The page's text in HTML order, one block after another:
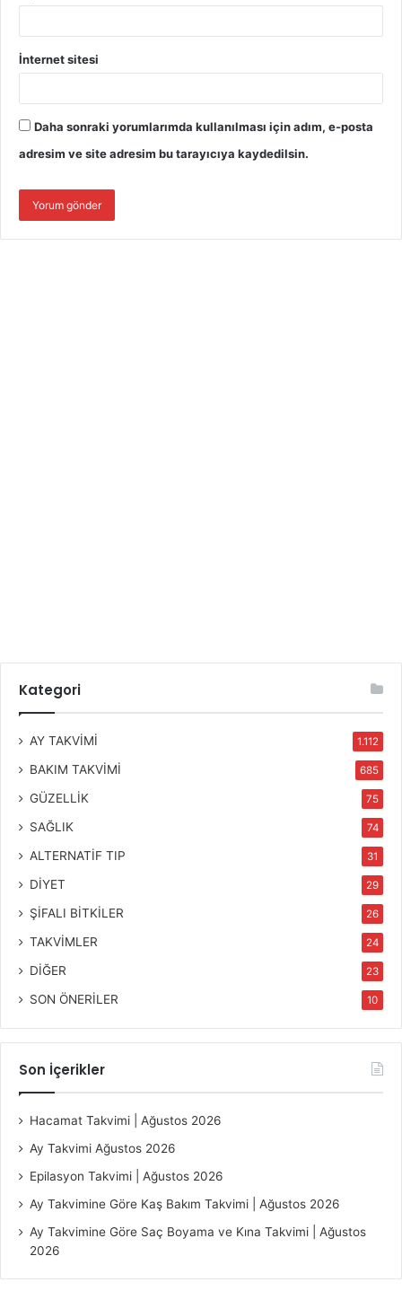
İnternet sitesi
Daha sonraki yorumlarımda kullanılması için adım, e-posta
adresim ve site adresim bu tarayıcıya kaydedilsin.
Kategori
AY TAKVİMİ 1.112
BAKIM TAKVİMİ 685
GÜZELLİK 75
SAĞLIK 74
ALTERNATİF TIP 31
DİYET 29
ŞİFALI BİTKİLER 26
TAKVİMLER 24
DİĞER 23
SON ÖNERİLER 10
Son İçerikler
Hacamat Takvimi | Ağustos 2026
Ay Takvimi Ağustos 2026
Epilasyon Takvimi | Ağustos 2026
Ay Takvimine Göre Kaş Bakım Takvimi | Ağustos 2026
Ay Takvimine Göre Saç Boyama ve Kına Takvimi | Ağustos
2026